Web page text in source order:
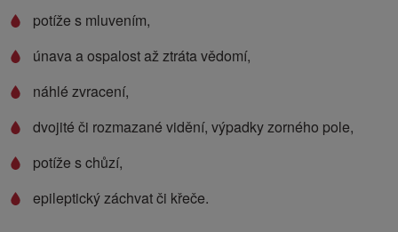
potíže s mluvením,
únava a ospalost až ztráta vědomí,
náhlé zvracení,
dvojité či rozmazané vidění, výpadky zorného pole,
potíže s chůzí,
epileptický záchvat či křeče.